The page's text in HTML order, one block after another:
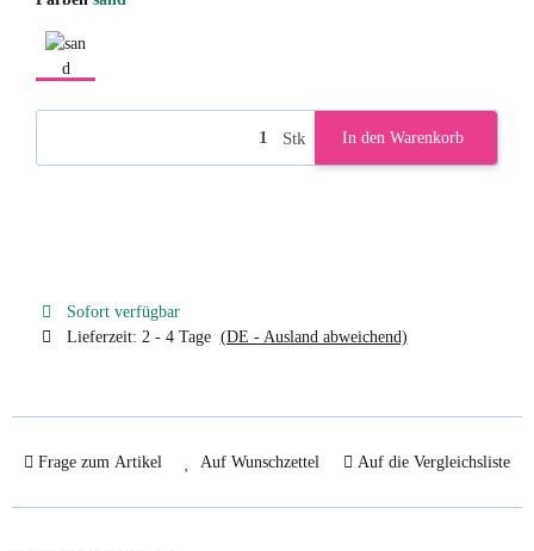
Stk In den Warenkorb
Sofort verfügbar
Lieferzeit: 2 - 4 Tage (DE - Ausland abweichend)
Frage zum Artikel Auf Wunschzettel Auf die Vergleichsliste